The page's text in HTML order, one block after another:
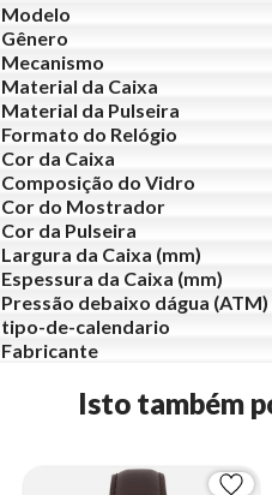
Modelo
Gênero
Mecanismo
Material da Caixa
Material da Pulseira
Formato do Relógio
Cor da Caixa
Composição do Vidro
Cor do Mostrador
Cor da Pulseira
Largura da Caixa (mm)
Espessura da Caixa (mm)
Pressão debaixo dágua (ATM)
tipo-de-calendario
Fabricante
Isto também